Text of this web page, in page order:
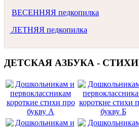
ВЕСЕННЯЯ педкопилка
ЛЕТНЯЯ педкопилка
ДЕТСКАЯ АЗБУКА - СТИХИ